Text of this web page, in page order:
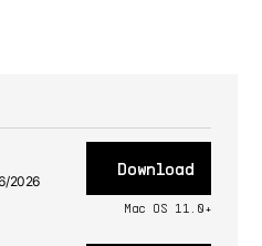
2026
Download
Mac OS 11.0+